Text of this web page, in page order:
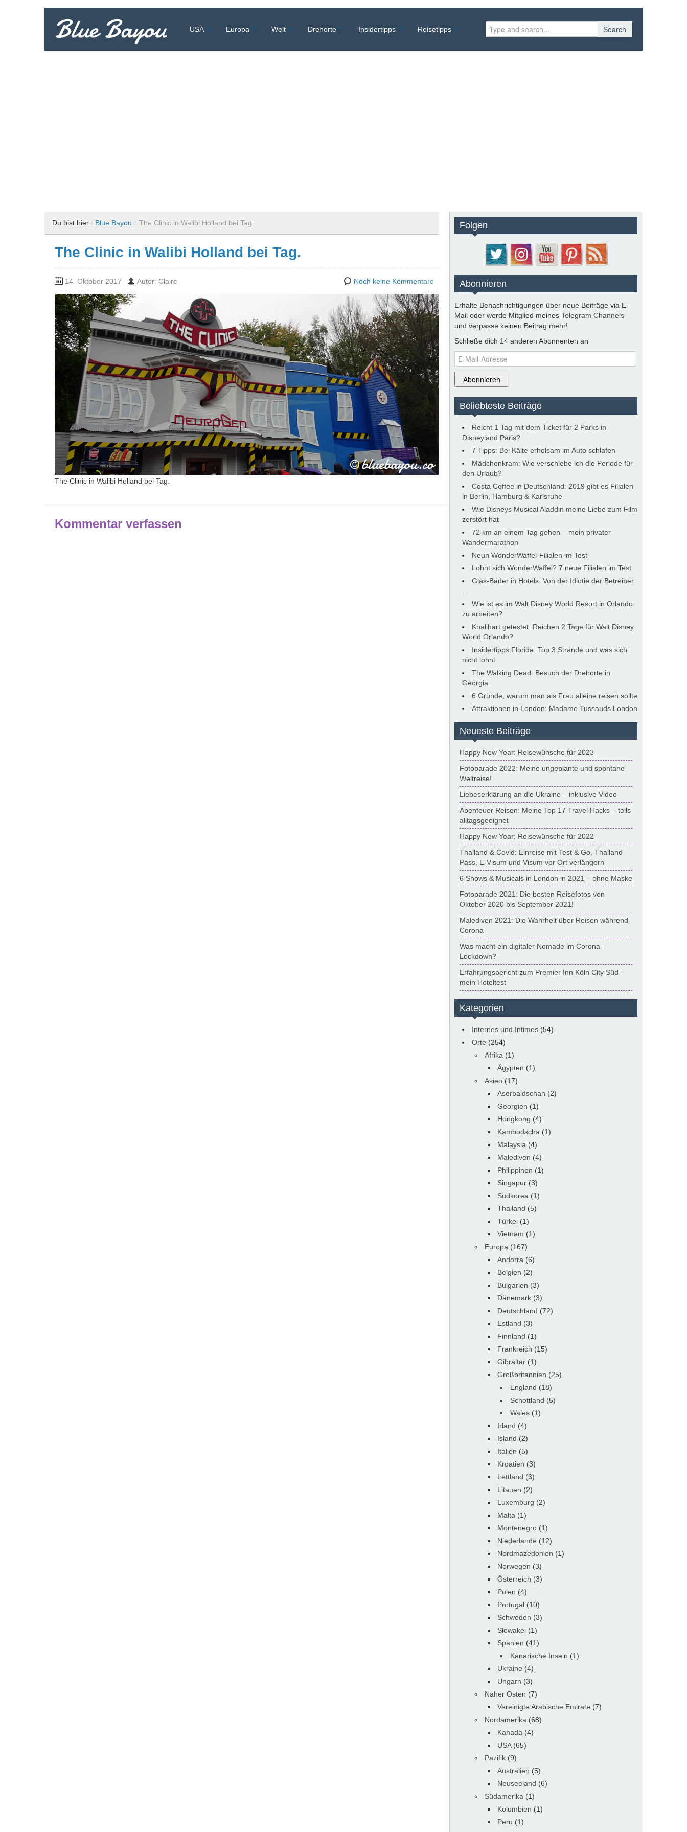
Blue Bayou USA Europa Welt Drehorte Insidertipps Reisetipps Search
Du bist hier : Blue Bayou / The Clinic in Walibi Holland bei Tag.
The Clinic in Walibi Holland bei Tag.
14. Oktober 2017 Autor: Claire Noch keine Kommentare
The Clinic in Walibi Holland bei Tag.
Kommentar verfassen
Folgen
Abonnieren
Erhalte Benachrichtigungen über neue Beiträge via E-
Mail oder werde Mitglied meines Telegram Channels
und verpasse keinen Beitrag mehr!
Schließe dich 14 anderen Abonnenten an
E-
Mail-
Adresse
Abonnieren
Beliebteste Beiträge
Reicht 1 Tag mit dem Ticket für 2 Parks in
Disneyland Paris?
7 Tipps: Bei Kälte erholsam im Auto schlafen
Mädchenkram: Wie verschiebe ich die Periode für
den Urlaub?
Costa Coffee in Deutschland: 2019 gibt es Filialen
in Berlin, Hamburg & Karlsruhe
Wie Disneys Musical Aladdin meine Liebe zum Film
zerstört hat
72 km an einem Tag gehen – mein privater
Wandermarathon
Neun WonderWaffel-Filialen im Test
Lohnt sich WonderWaffel? 7 neue Filialen im Test
Glas-Bäder in Hotels: Von der Idiotie der Betreiber
Wie ist es im Walt Disney World Resort in Orlando
zu arbeiten?
Knallhart getestet: Reichen 2 Tage für Walt Disney
World Orlando?
Insidertipps Florida: Top 3 Strände und was sich
nicht lohnt
The Walking Dead: Besuch der Drehorte in
Georgia
6 Gründe, warum man als Frau alleine reisen sollte
Attraktionen in London: Madame Tussauds London
Neueste Beiträge
Happy New Year: Reisewünsche für 2023
Fotoparade 2022: Meine ungeplante und spontane
Weltreise!
Liebeserklärung an die Ukraine – inklusive Video
Abenteuer Reisen: Meine Top 17 Travel Hacks – teils
alltagsgeeignet
Happy New Year: Reisewünsche für 2022
Thailand & Covid: Einreise mit Test & Go, Thailand
Pass, E-Visum und Visum vor Ort verlängern
6 Shows & Musicals in London in 2021 – ohne Maske
Fotoparade 2021: Die besten Reisefotos von
Oktober 2020 bis September 2021!
Malediven 2021: Die Wahrheit über Reisen während
Corona
Was macht ein digitaler Nomade im Corona-
Lockdown?
Erfahrungsbericht zum Premier Inn Köln City Süd –
mein Hoteltest
Kategorien
Internes und Intimes (54)
Orte (254)
Afrika (1)
Ägypten (1)
Asien (17)
Aserbaidschan (2)
Georgien (1)
Hongkong (4)
Kambodscha (1)
Malaysia (4)
Malediven (4)
Philippinen (1)
Singapur (3)
Südkorea (1)
Thailand (5)
Türkei (1)
Vietnam (1)
Europa (167)
Andorra (6)
Belgien (2)
Bulgarien (3)
Dänemark (3)
Deutschland (72)
Estland (3)
Finnland (1)
Frankreich (15)
Gibraltar (1)
Großbritannien (25)
England (18)
Schottland (5)
Wales (1)
Irland (4)
Island (2)
Italien (5)
Kroatien (3)
Lettland (3)
Litauen (2)
Luxemburg (2)
Malta (1)
Montenegro (1)
Niederlande (12)
Nordmazedonien (1)
Norwegen (3)
Österreich (3)
Polen (4)
Portugal (10)
Schweden (3)
Slowakei (1)
Spanien (41)
Kanarische Inseln (1)
Ukraine (4)
Ungarn (3)
Naher Osten (7)
Vereinigte Arabische Emirate (7)
Nordamerika (68)
Kanada (4)
USA(65)
Pazifik (9)
Australien (5)
Neuseeland (6)
Südamerika (1)
Kolumbien (1)
Peru (1)